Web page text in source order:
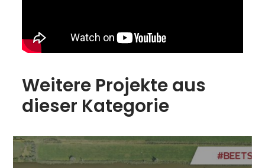
Weitere Projekte aus
dieser Kategorie